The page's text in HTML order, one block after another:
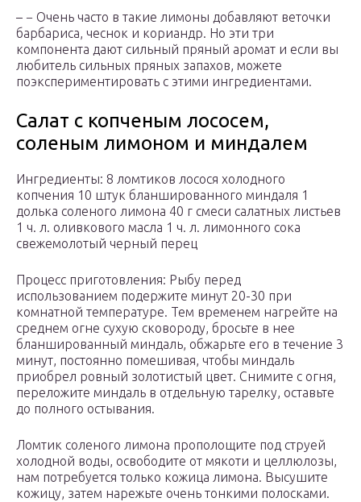
– − Очень часто в такие лимоны добавляют веточки
барбариса, чеснок и кориандр. Но эти три
компонента дают сильный пряный аромат и если вы
любитель сильных пряных запахов, можете
поэкспериментировать с этими ингредиентами.
Салат с копченым лососем,
соленым лимоном и миндалем
Ингредиенты: 8 ломтиков лосося холодного
копчения 10 штук бланшированного миндаля 1
долька соленого лимона 40 г смеси салатных листьев
1 ч. л. оливкового масла 1 ч. л. лимонного сока
свежемолотый черный перец
Процесс приготовления: Рыбу перед
использованием подержите минут 20-30 при
комнатной температуре. Тем временем нагрейте на
среднем огне сухую сковороду, бросьте в нее
бланшированный миндаль, обжарьте его в течение 3
минут, постоянно помешивая, чтобы миндаль
приобрел ровный золотистый цвет. Снимите с огня,
переложите миндаль в отдельную тарелку, оставьте
до полного остывания.
Ломтик соленого лимона прополощите под струей
холодной воды, освободите от мякоти и целлюлозы,
нам потребуется только кожица лимона. Высушите
кожицу, затем нарежьте очень тонкими полосками.